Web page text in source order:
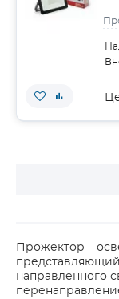
Прожектор –
направленного